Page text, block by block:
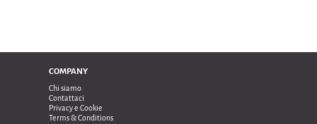
COMPANY
Chi siamo
Contattaci
Privacy e Cookie
Terms & Conditions